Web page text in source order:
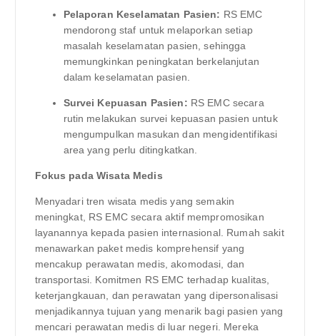
Pelaporan Keselamatan Pasien: RS EMC
mendorong staf untuk melaporkan setiap
masalah keselamatan pasien, sehingga
memungkinkan peningkatan berkelanjutan
dalam keselamatan pasien.
Survei Kepuasan Pasien: RS EMC secara
rutin melakukan survei kepuasan pasien untuk
mengumpulkan masukan dan mengidentifikasi
area yang perlu ditingkatkan.
Fokus pada Wisata Medis
Menyadari tren wisata medis yang semakin
meningkat, RS EMC secara aktif mempromosikan
layanannya kepada pasien internasional. Rumah sakit
menawarkan paket medis komprehensif yang
mencakup perawatan medis, akomodasi, dan
transportasi. Komitmen RS EMC terhadap kualitas,
keterjangkauan, dan perawatan yang dipersonalisasi
menjadikannya tujuan yang menarik bagi pasien yang
mencari perawatan medis di luar negeri. Mereka